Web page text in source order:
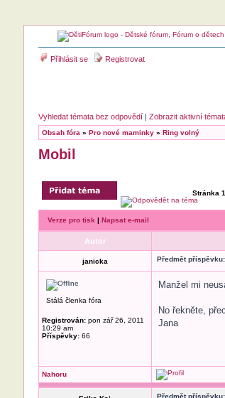
Přihlásit se Registrovat
Vyhledat témata bez odpovědí| Zobrazit aktivní
Obsah fóra » Pro nové maminky» Ring volný
Mobil
Stránka 1
Verze pro tisk | Napsat e-mail
Autor
janicka Předmět příspěvku:
Stálá členka fóra
Registrován:pon zář 26, 2011
10:29 am
Příspěvky:66
Manžel mi
No řekněte,
Jana
Nahoru
Předmět příspěvku: